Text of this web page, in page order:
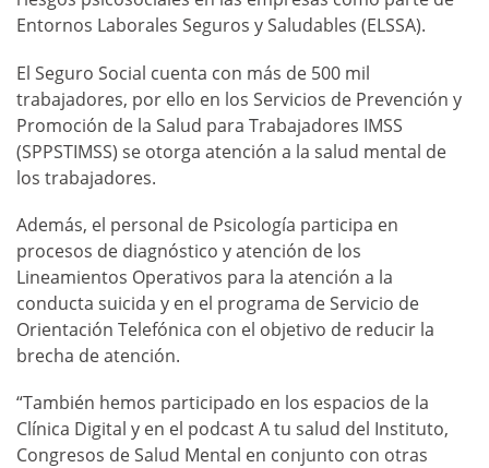
Entornos Laborales Seguros y Saludables (ELSSA).
El Seguro Social cuenta con más de 500 mil
trabajadores, por ello en los Servicios de Prevención y
Promoción de la Salud para Trabajadores IMSS
(SPPSTIMSS) se otorga atención a la salud mental de
los trabajadores.
Además, el personal de Psicología participa en
procesos de diagnóstico y atención de los
Lineamientos Operativos para la atención a la
conducta suicida y en el programa de Servicio de
Orientación Telefónica con el objetivo de reducir la
brecha de atención.
“También hemos participado en los espacios de la
Clínica Digital y en el podcast A tu salud del Instituto,
Congresos de Salud Mental en conjunto con otras